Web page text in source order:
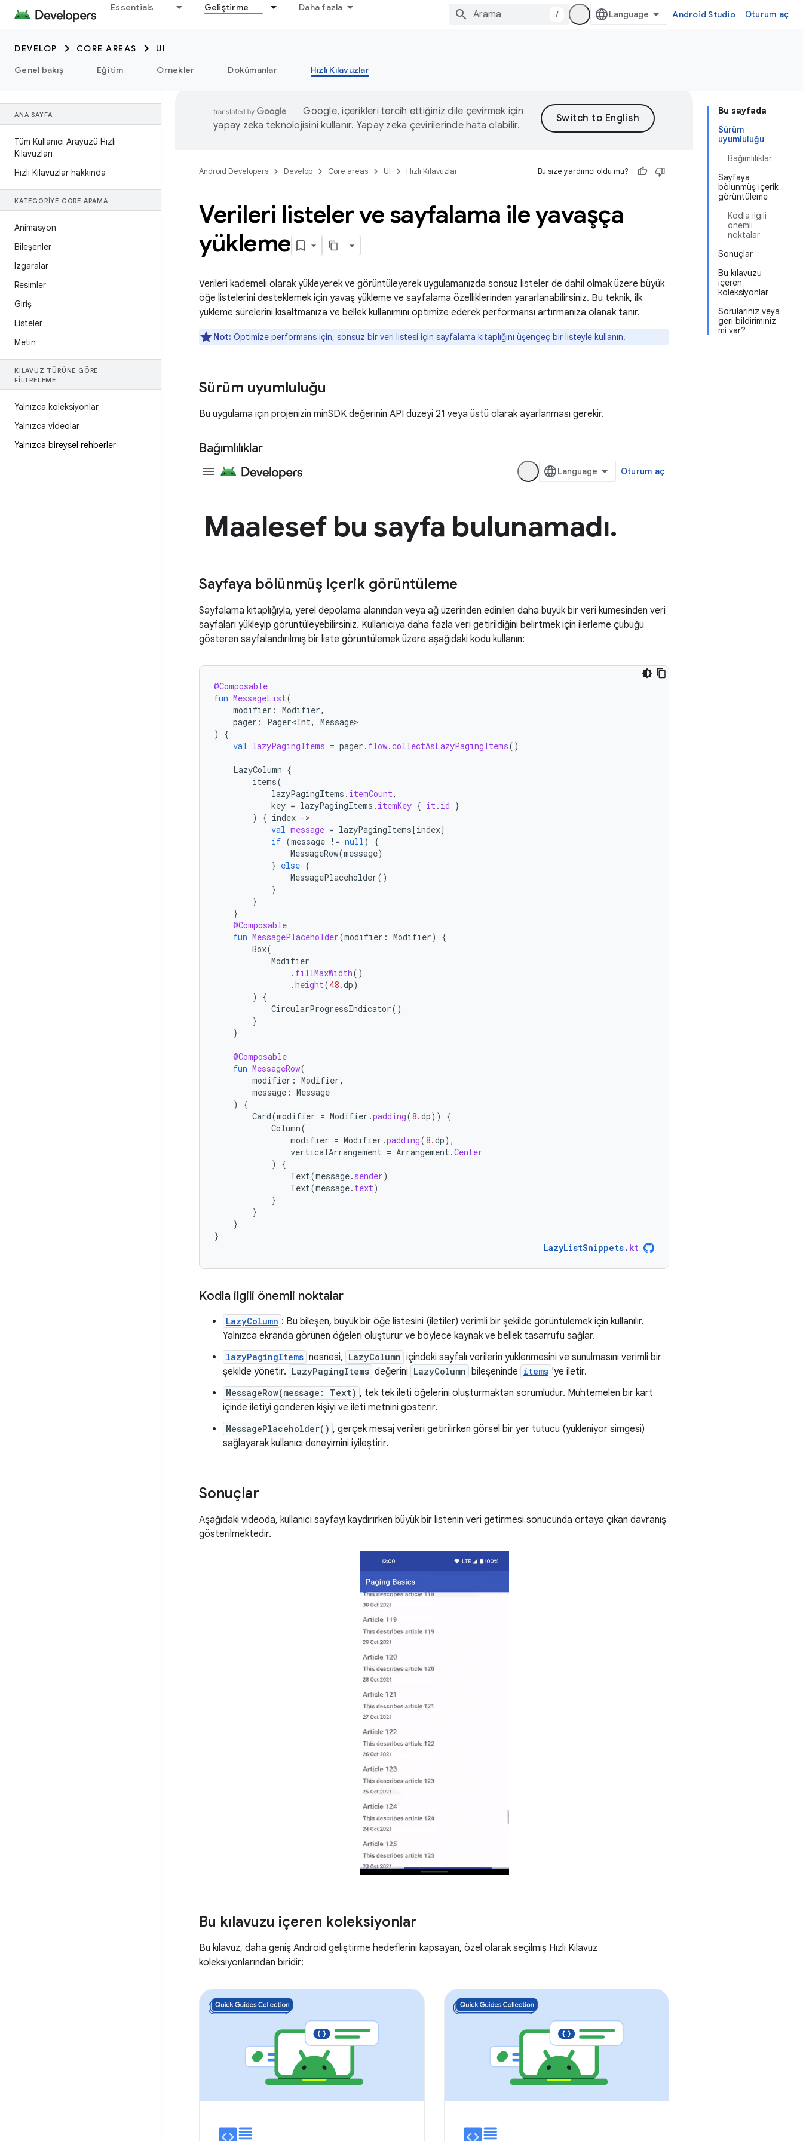
Essentials Geliştirme Daha fazla
/ Android Studio Oturum aç
DEVELOP CORE AREAS
UI
Genel bakış
Eğitim Örnekler Dokümanlar Hızlı Kılavuzlar
ANA SAYFA
Tüm Kullanıcı Arayüzü Hızlı
Kılavuzları
Hızlı Kılavuzlar hakkında
KATEGORIYE GÖRE ARAMA
Animasyon
Bileşenler
Izgaralar
Resimler
Giriş
Listeler
Metin
KILAVUZ TÜRÜNE GÖRE
FILTRELEME
Yalnızca koleksiyonlar
Yalnızca videolar
Yalnızca bireysel rehberler
Bu sayfada
Sürüm
uyumluluğu
Bağımlılıklar
Sayfaya
bölünmüş içerik
görüntüleme
Kodla ilgili
önemli
noktalar
Sonuçlar
Bu kılavuzu
içeren
koleksiyonlar
Sorularınız veya
geri bildiriminiz
mi var?
Google, içerikleri tercih ettiğiniz dile çevirmek için
yapay zeka teknolojisini kullanır. Yapay zeka çevirilerinde hata olabilir.
Android Developers Develop Core areas UI Hızlı Kılavuzlar Bu size yardımcı oldu mu?
Verileri listeler ve sayfalama ile yavaşça
yükleme
Verileri kademeli olarak yükleyerek ve görüntüleyerek uygulamanızda sonsuz listeler de dahil olmak üzere büyük
öğe listelerini desteklemek için yavaş yükleme ve sayfalama özelliklerinden yararlanabilirsiniz. Bu teknik, ilk
yükleme sürelerini kısaltmanıza ve bellek kullanımını optimize ederek performansı artırmanıza olanak tanır.
Not: Optimize performans için, sonsuz bir veri listesi için sayfalama kitaplığını üşengeç bir listeyle kullanın.
Sürüm uyumluluğu
Bu uygulama için projenizin minSDK değerinin API düzeyi 21 veya üstü olarak ayarlanması gerekir.
Bağımlılıklar
Sayfaya bölünmüş içerik görüntüleme
Sayfalama kitaplığıyla, yerel depolama alanından veya ağ üzerinden edinilen daha büyük bir veri kümesinden veri
sayfaları yükleyip görüntüleyebilirsiniz. Kullanıcıya daha fazla veri getirildiğini belirtmek için ilerleme çubuğu
gösteren sayfalandırılmış bir liste görüntülemek üzere aşağıdaki kodu kullanın:
@Composable
fun MessageList(
modifier : Modifier,
pager : Pager<Int, Message
)
{
val lazyPagingItems = pager . flow.collectAsLazyPagingItems()
LazyColumn {
items(
lazyPagingItems . itemCount,
key = lazyPagingItems . itemKey { it. id }
)
{ index -
val message = lazyPagingItems[index]
if (message != null)
{
MessageRow(message)
} else {
MessagePlaceholder()
}
}
}
@Composable
fun MessagePlaceholder(modifier : Modifier)
{
Box(
Modifier
. fillMaxWidth()
.height(48.dp)
)
{
CircularProgressIndicator()
}
}
@Composable
fun MessageRow(
modifier : Modifier,
message : Message
)
{
Card(modifier = Modifier .padding(8.dp))
{
Column(
modifier = Modifier .padding(8.dp),
verticalArrangement = Arrangement.Center
)
{
Text(message. sender)
Text(message. text)
}
}
}
}
LazyListSnippets. kt
Kodla ilgili önemli noktalar
LazyColumn : Bu bileşen, büyük bir öğe listesini (iletiler) verimli bir şekilde görüntülemek için kullanılır.
Yalnızca ekranda görünen öğeleri oluşturur ve böylece kaynak ve bellek tasarrufu sağlar.
lazyPagingItems nesnesi, LazyColumn içindeki sayfalı verilerin yüklenmesini ve sunulmasını verimli bir
şekilde yönetir. LazyPagingItems değerini LazyColumn bileşeninde items 'ye iletir.
MessageRow(message: Text) , tek tek ileti öğelerini oluşturmaktan sorumludur. Muhtemelen bir kart
içinde iletiyi gönderen kişiyi ve ileti metnini gösterir.
MessagePlaceholder() , gerçek mesaj verileri getirilirken görsel bir yer tutucu (yükleniyor simgesi)
sağlayarak kullanıcı deneyimini iyileştirir.
Sonuçlar
Aşağıdaki videoda, kullanıcı sayfayı kaydırırken büyük bir listenin veri getirmesi sonucunda ortaya çıkan davranış
gösterilmektedir.
Bu kılavuzu içeren koleksiyonlar
Bu kılavuz, daha geniş Android geliştirme hedeflerini kapsayan, özel olarak seçilmiş Hızlı Kılavuz
koleksiyonlarından biridir: